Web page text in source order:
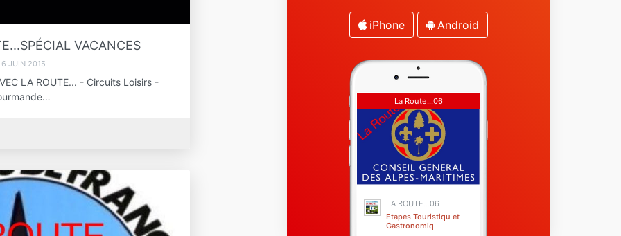
VACANCES
6 JUIN 2015
LA ROUTE... - Circuits Loisirs -
iPhone Android
La Route...06
LA ROUTE...06
Etapes Touristiqu et
Gastronomiq